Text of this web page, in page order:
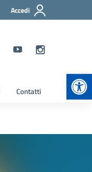
Accedi
Contatti